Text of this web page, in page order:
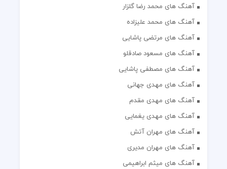
آهنگ های محمد رضا گلزار
آهنگ های محمد علیزاده
آهنگ های مرتضی پاشایی
آهنگ های مسعود صادقلو
آهنگ های مصطفی پاشایی
آهنگ های مهدی جهانی
آهنگ های مهدی مقدم
آهنگ های مهدی یغمایی
آهنگ های مهران آتش
آهنگ های مهران مدیری
آهنگ های میثم ابراهیمی